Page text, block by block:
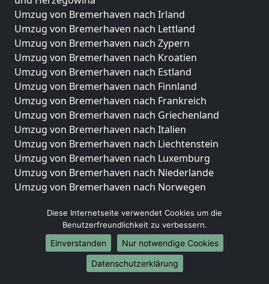
Umzug von Bremerhaven nach Irland
Umzug von Bremerhaven nach Lettland
Umzug von Bremerhaven nach Zypern
Umzug von Bremerhaven nach Kroatien
Umzug von Bremerhaven nach Estland
Umzug von Bremerhaven nach Finnland
Umzug von Bremerhaven nach Frankreich
Umzug von Bremerhaven nach Griechenland
Umzug von Bremerhaven nach Italien
Umzug von Bremerhaven nach Liechtenstein
Umzug von Bremerhaven nach Luxemburg
Umzug von Bremerhaven nach Niederlande
Umzug von Bremerhaven nach Norwegen
Umzüge-Deutschlandweit
Umzug von Bremerhaven nach Berlin
Umzug von Bremerhaven nach Hamburg
Umzug von Bremerhaven nach München
Umzug von Bremerhaven nach Köln
Diese Internetseite verwendet Cookies um die
Benutzerfreundlichkeit zu verbessern.
Einverstanden
Nur notwendige Cookies
Datenschutzerklärung